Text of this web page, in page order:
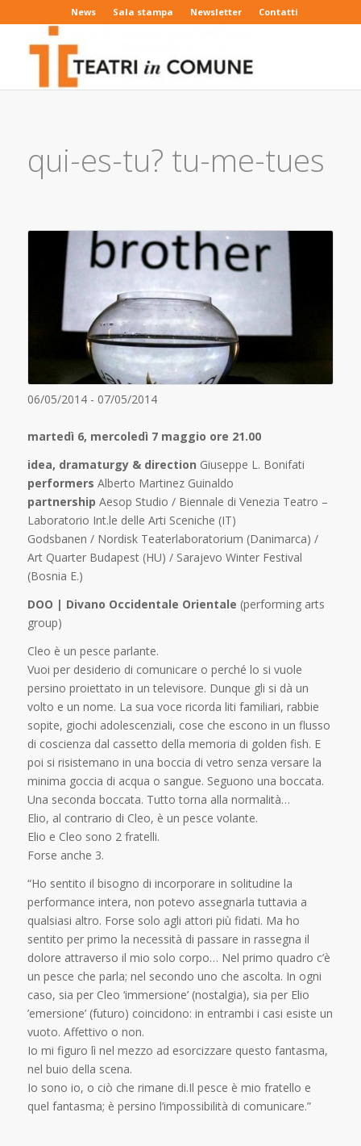
News Sala stampa Newsletter Contatti
qui-es-tu? tu-me-tues
06/05/2014 - 07/05/2014
martedì 6, mercoledì 7 maggio ore 21.00
idea, dramaturgy & direction Giuseppe L. Bonifati
performers Alberto Martinez Guinaldo
partnership Aesop Studio / Biennale di Venezia Teatro –
Laboratorio Int.le delle Arti Sceniche (IT)
Godsbanen / Nordisk Teaterlaboratorium (Danimarca) /
Art Quarter Budapest (HU) / Sarajevo Winter Festival
(Bosnia E.)
DOO | Divano Occidentale Orientale (performing arts
group)
Cleo è un pesce parlante.
Vuoi per desiderio di comunicare o perché lo si vuole
persino proiettato in un televisore. Dunque gli si dà un
volto e un nome. La sua voce ricorda liti familiari, rabbie
sopite, giochi adolescenziali, cose che escono in un flusso
di coscienza dal cassetto della memoria di golden fish. E
poi si risistemano in una boccia di vetro senza versare la
minima goccia di acqua o sangue. Seguono una boccata.
Una seconda boccata. Tutto torna alla normalità…
Elio, al contrario di Cleo, è un pesce volante.
Elio e Cleo sono 2 fratelli.
Forse anche 3.
“Ho sentito il bisogno di incorporare in solitudine la
performance intera, non potevo assegnarla tuttavia a
qualsiasi altro. Forse solo agli attori più fidati. Ma ho
sentito per primo la necessità di passare in rassegna il
dolore attraverso il mio solo corpo… Nel primo quadro c’è
un pesce che parla; nel secondo uno che ascolta. In ogni
caso, sia per Cleo ‘immersione’ (nostalgia), sia per Elio
’emersione’ (futuro) coincidono: in entrambi i casi esiste un
vuoto. Affettivo o non.
Io mi figuro lì nel mezzo ad esorcizzare questo fantasma,
nel buio della scena.
Io sono io, o ciò che rimane di.Il pesce è mio fratello e
quel fantasma; è persino l’impossibilità di comunicare.”